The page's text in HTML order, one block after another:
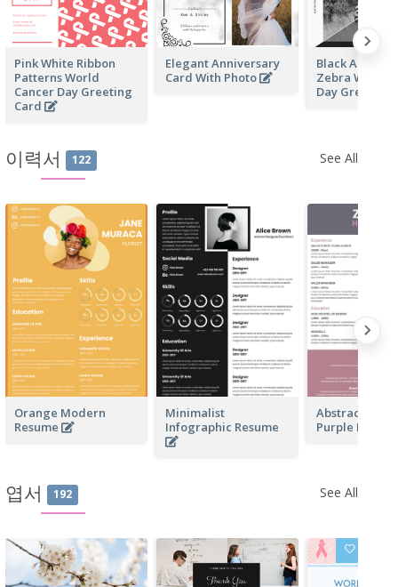
Pink White Ribbon
Patterns World
Cancer Day Greeting
Card
Elegant Anniversary
Card With Photo
Black And
Zebra World
Day Greeting
이력서 122 See All
Orange Modern
Resume
Minimalist
Infographic Resume
Abstract
Purple
엽서 192 See All